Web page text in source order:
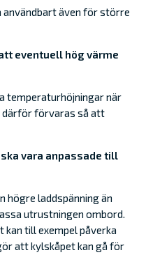
även för större
eventuell hög värme
temperaturhöjningar när
därför förvaras så att
vara anpassade till
högre laddspänning än
utrustningen ombord.
kan till exempel påverka
att kylskåpet kan gå för